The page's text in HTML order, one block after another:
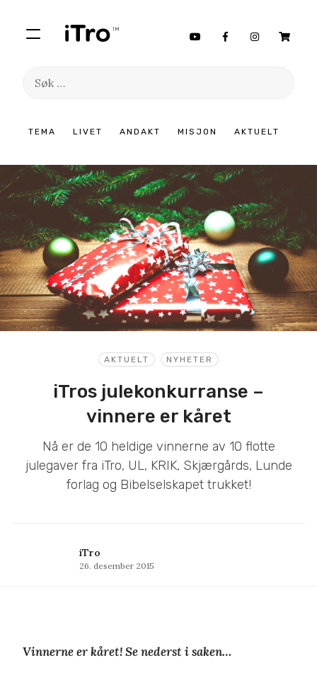
TEMA LIVET ANDAKT MISJON AKTUELT
Søk
innhold
AKTUELT NYHETER
iTros julekonkurranse –
vinnere er kåret
Nå er de 10 heldige vinnerne av 10 flotte
julegaver fra iTro, UL, KRIK, Skjærgårds, Lunde
forlag og Bibelselskapet trukket!
iTro
26. desember 2015
Vinnerne er kåret! Se nederst i saken…